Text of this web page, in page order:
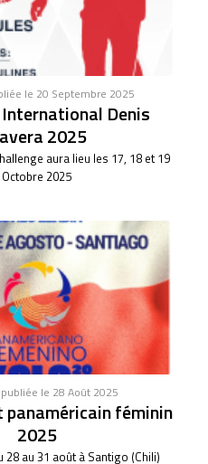
le 20 Septembre 2025
Denis
2025
aura lieu les 17, 18 et 19
Octobre 2025
le 28 Août 2025
panaméricain féminin
2025
28 au 31 août à Santigo (Chili)